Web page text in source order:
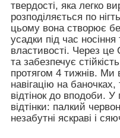
твердості, яка легко
розподіляється по
цьому вона створює
усадки під час носіння
властивості. Через це
та забезпечує
протягом 4 тижнів. Ми
навігацію на
відтінок до вподоби. У
відтінки: палкий
незабутні яскраві і